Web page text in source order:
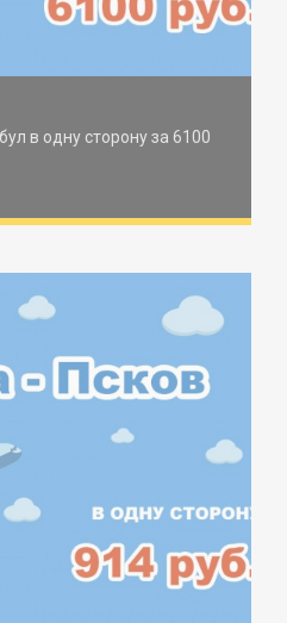
в одну сторону за 6100